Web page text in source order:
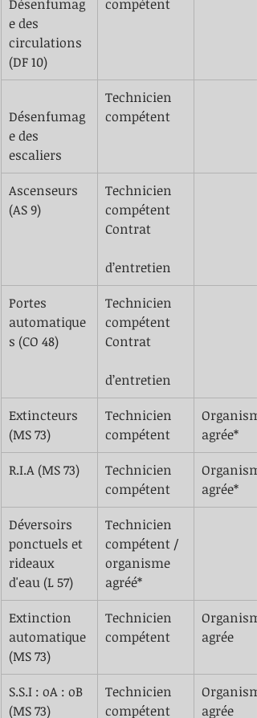
Désenfumag
e des
circulations
(DF 10)
compétent
Désenfumag
e des
escaliers
​Technicien
compétent
​Ascenseurs
(AS 9)
​Technicien
compétent
Contrat
d’entretien
Portes
automatique
s (CO 48)
Technicien
compétent
Contrat
d’entretien
​Extincteurs
(MS 73)
​Technicien
compétent
agrée*
​R.I.A (MS 73)
​Technicien
compétent
agrée*
​Déversoirs
ponctuels et
rideaux
d'eau (L 57)
Technicien
compétent /
organisme
agréé*
​Extinction
automatique
(MS 73)
Technicien
compétent
agrée
​S.S.I : oA : oB
(MS 73)
Technicien
compétent
agrée